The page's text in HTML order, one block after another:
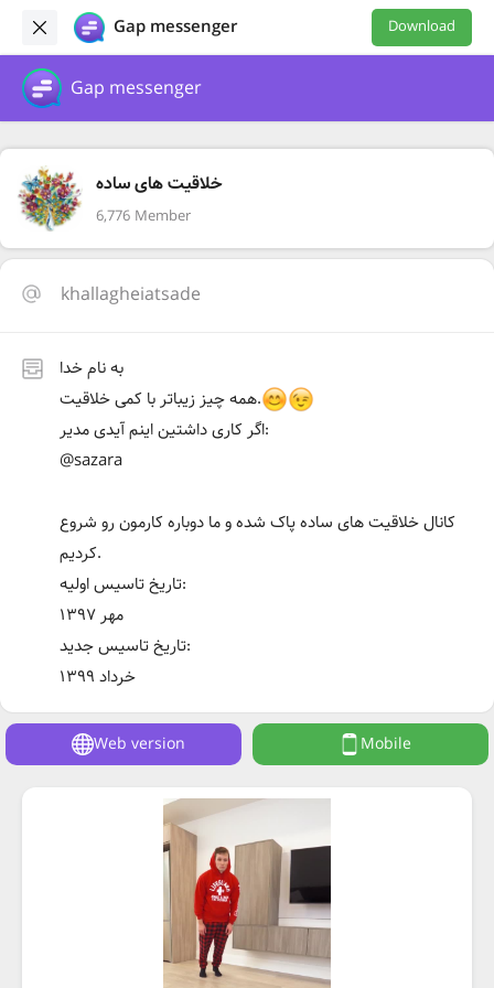
Gap messenger Download
Gap messenger
خلاقیت های ساده
6,776 Member
khallagheiatsade
به نام خدا
همه چیز زیباتر با کمی خلاقیت.
اگر کاری داشتین اینم آیدی مدیر:
@sazara
کانال خلاقیت های ساده پاک شده و ما دوباره کارمون رو شروع
کردیم.
تاریخ تاسیس اولیه:
مهر ۱۳۹۷
تاریخ تاسیس جدید:
خرداد ۱۳۹۹
Web version Mobile